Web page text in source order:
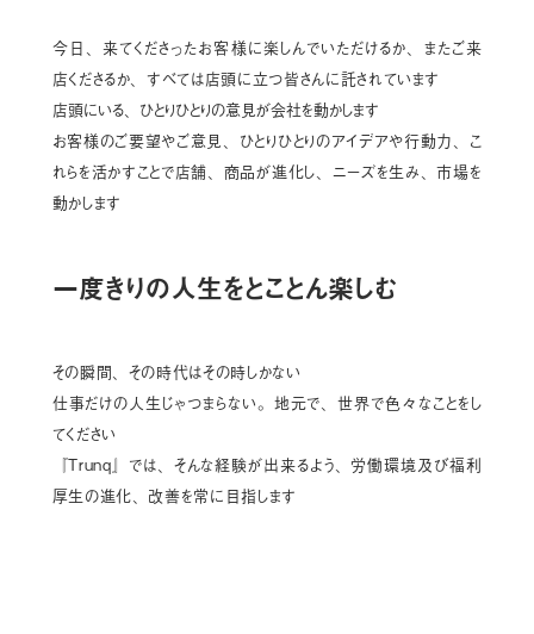
今日、来てくださったお客様に楽しんでいただけるか
またご来
店くださるか、すべては店頭に立つ皆さんに託されています
店頭にいる、ひとりひとりの意見が会社を動かします
お客様のご要望やご意見、ひとりひとりのアイデアや行動力
こ
れらを活かすことで店舗、商品が進化し、ニーズを生み、市場を
動かします
一度きりの人生をとことん楽しむ
その瞬間、その時代はその時しかない
仕事だけの人生じゃつまらない。地元で、世界で色々なことをし
てください
『Trunq』では、そんな経験が出来るよう、労働環境及び福利
厚生の進化、改善を常に目指します